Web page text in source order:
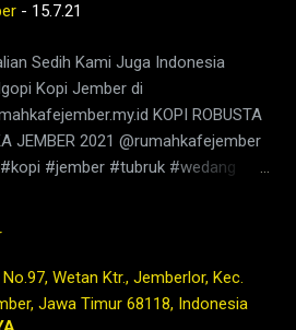
#jember #tubruk #wedang
#ngopisiang #pecintakopi
#kopihijau #kopienak
#coffeeaddict #ngopisore
#coffeebeans #coffeelovers
#barista #coffeeholic #kopilokal
#JanganKetularan ngopi,kedai
jember,kopi nyaman di
- 15.7.21
Sedih Kami Juga Indonesia
Kopi Jember di
KOPI ROBUSTA
JEMBER 2021 @rumahkafejember
#jember #tubruk #wedang
#kopihijau #kopienak
#coffeeaddict #ngopisore
#coffeebeans #coffeelovers
#barista #coffeeholic #kopilokal
Wetan Ktr., Jemberlor, Kec.
Jawa Timur 68118, Indonesia